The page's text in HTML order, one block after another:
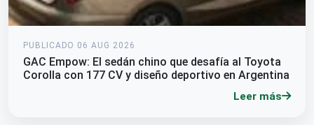
PUBLICADO 06 AUG 2026
GAC Empow: El sedán chino que desafía al Toyota
Corolla con 177 CV y diseño deportivo en Argentina
Leer más